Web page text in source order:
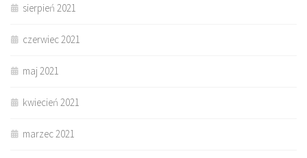
sierpień 2021
czerwiec 2021
maj 2021
kwiecień 2021
marzec 2021